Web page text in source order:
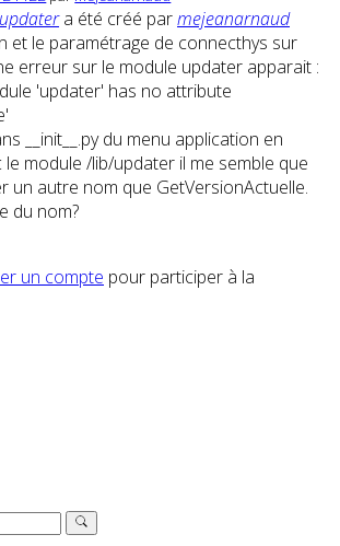
a été créé parmejeanarnaud
et le paramétrage de connecthys sur
erreur sur le module updater apparait :
'updater' has no attribute
__init__.py du menu application en
module /lib/updater il me semble que
un autre nom que GetVersionActuelle.
du nom?
un compte pour participer à la